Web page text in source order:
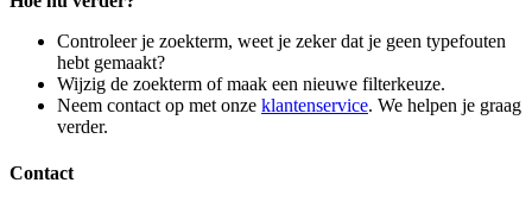
Controleer je zoekterm, weet je zeker dat je geen typefouten
hebt gemaakt?
Wijzig de zoekterm of maak een nieuwe filterkeuze.
Neem contact op met onze klantenservice. We helpen je graag
verder.
Contact